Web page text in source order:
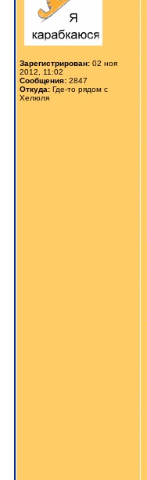
Зарегистрирован: 02 ноя
2012, 11:02
Сообщения: 2847
Откуда: Где-то рядом с
Хелюля